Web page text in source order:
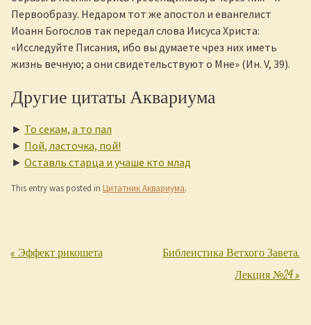
Первообразу. Недаром тот же апостол и евангелист
Иоанн Богослов так передал слова Иисуса Христа:
«Исследуйте Писания, ибо вы думаете чрез них иметь
жизнь вечную; а они свидетельствуют о Мне» (Ин. V, 39).
Другие цитаты Аквариума
► То секам, а то пал
► Пой, ласточка, пой!
► Оставль старца и учаше кто млад
This entry was posted in Цитатник Аквариума.
Post navigation
«Эффект рикошета
Библеистика Ветхого Завета.
Лекция №24»